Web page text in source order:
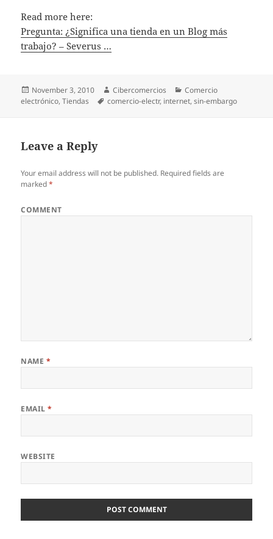
Read more here:
Pregunta: ¿Significa una tienda en un Blog más
trabajo? – Severus …
Posted
on
November 3, 2010 Author
Cibercomercios Categories
Comercio
electrónico,Tiendas Tags
comercio-electr, internet,sin-embargo
Leave a Reply
Your email address will not be published. Required fields are
marked*
COMMENT
NAME *
EMAIL*
WEBSITE